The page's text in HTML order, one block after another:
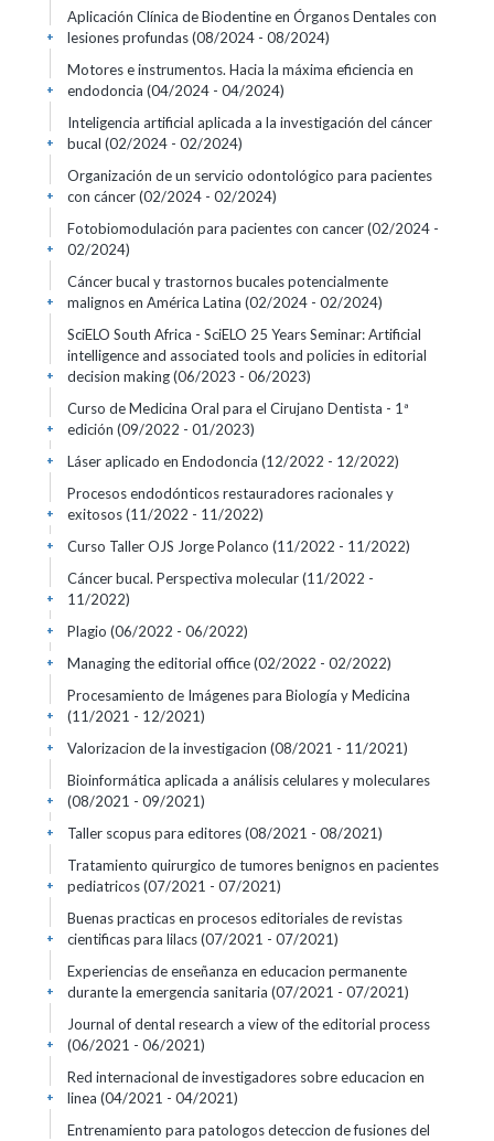
Aplicación Clínica de Biodentine en Órganos Dentales con
lesiones profundas(08/2024 - 08/2024)
+
Motores e instrumentos. Hacia la máxima eficiencia en
endodoncia (04/2024 - 04/2024)
+
Inteligencia artificial aplicada a la investigación del cáncer
bucal (02/2024 - 02/2024)
+
Organización de un servicio odontológico para pacientes
con cáncer(02/2024 - 02/2024)
+
Fotobiomodulación para pacientes con cancer(02/2024 -
02/2024)
+
Cáncer bucal y trastornos bucales potencialmente
malignos en América Latina (02/2024 - 02/2024)
+
SciELO South Africa - SciELO 25 Years Seminar: Artificial
intelligence and associated tools and policies in editorial
decision making(06/2023 - 06/2023)
+
Curso de Medicina Oral para el Cirujano Dentista - 1ª
edición (09/2022 - 01/2023)
+
Láser aplicado en Endodoncia (12/2022 - 12/2022)
+
Procesos endodónticos restauradores racionales y
exitosos(11/2022 - 11/2022)
+
Curso Taller OJS Jorge Polanco (11/2022 - 11/2022)
+
Cáncer bucal. Perspectiva molecular(11/2022 -
11/2022)
+
Plagio (06/2022 - 06/2022)
+
Managing the editorial office(02/2022 - 02/2022)
+
Procesamiento de Imágenes para Biología y Medicina
(11/2021 - 12/2021)
+
Valorizacion de la investigacion (08/2021 - 11/2021)
+
Bioinformática aplicada a análisis celulares y moleculares
(08/2021 - 09/2021)
+
Taller scopus para editores(08/2021 - 08/2021)
+
Tratamiento quirurgico de tumores benignos en pacientes
pediatricos(07/2021 - 07/2021)
+
Buenas practicas en procesos editoriales de revistas
cientificas para lilacs(07/2021 - 07/2021)
+
Experiencias de enseñanza en educacion permanente
durante la emergencia sanitaria (07/2021 - 07/2021)
+
Journal of dental research a view of the editorial process
(06/2021 - 06/2021)
+
Red internacional de investigadores sobre educacion en
linea (04/2021 - 04/2021)
+
Entrenamiento para patologos deteccion de fusiones del